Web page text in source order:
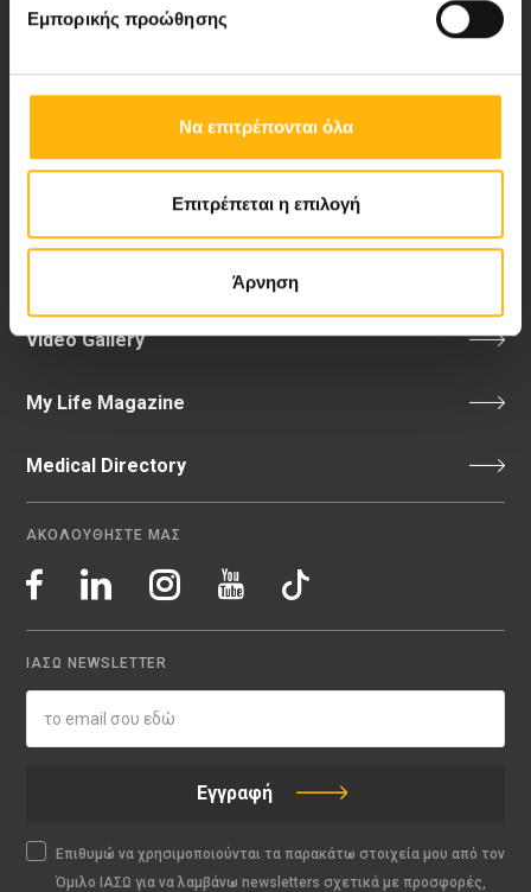
Εμπορικής προώθησης
Να επιτρέπονται όλα
Επιτρέπεται η επιλογή
Άρνηση
151 23 Μαρούσι, Αθήνα Τηλ. Κέντρο: 210 61 84 000
Νέα - Δελτία Τύπου
Video Gallery
My Life Magazine
Medical Directory
ΑΚΟΛΟΥΘΗΣΤΕ ΜΑΣ
ΙΑΣΩ NEWSLETTER
Εγγραφή
Επιθυμώ να χρησιμοποιούνται τα παρακάτω στοιχεία μου από τον
Όμιλο ΙΑΣΩ για να λαμβάνω newsletters σχετικά με προσφορές,